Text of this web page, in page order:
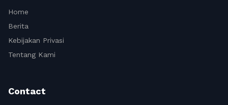
Home
Berita
Kebijakan Privasi
Tentang Kami
Contact